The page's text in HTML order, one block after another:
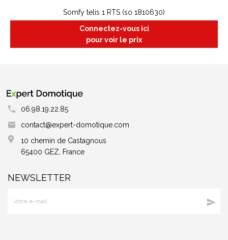
Somfy telis 1 RTS (so 1810630)
Connectez-vous ici
pour voir le prix
06.98.19.22.85
contact@expert-domotique.com
10 chemin de Castagnous
65400 GEZ, France
NEWSLETTER
